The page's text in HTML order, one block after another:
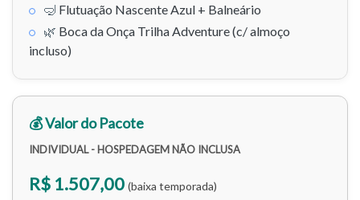
🤿 Flutuação Nascente Azul + Balneário
🌿 Boca da Onça Trilha Adventure (c/ almoço
incluso)
💰 Valor do Pacote
INDIVIDUAL - HOSPEDAGEM NÃO INCLUSA
R$ 1.507,00 (baixa temporada)